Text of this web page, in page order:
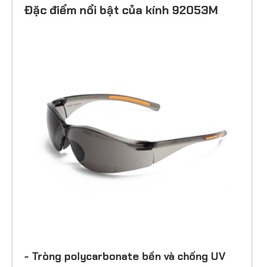
Đặc điểm nổi bật của kính 92053M
- Tròng polycarbonate bền và chống UV